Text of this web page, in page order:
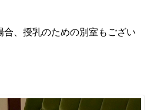
合、授乳のための別室もござい